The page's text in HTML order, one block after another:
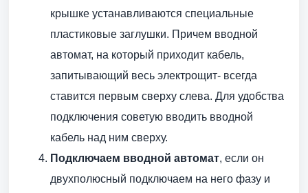
крышке устанавливаются специальные
пластиковые заглушки. Причем вводной
автомат, на который приходит кабель,
запитывающий весь электрощит- всегда
ставится первым сверху слева. Для удобства
подключения советую вводить вводной
кабель над ним сверху.
Подключаем вводной автомат, если он
двухполюсный подключаем на него фазу и